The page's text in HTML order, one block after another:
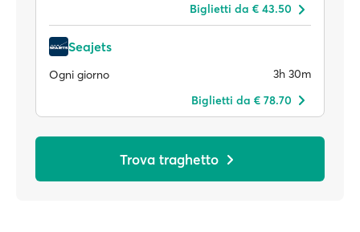
Biglietti da € 43.50
Seajets
Ogni giorno
3h 30m
Biglietti da € 78.70
Trova traghetto